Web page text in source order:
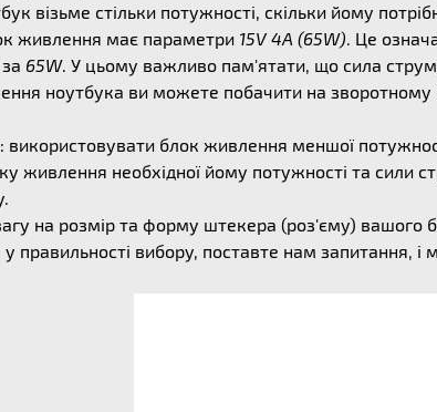
візьме стільки потужності, скільки йому
живлення має параметри 15V 4A (65W). Це
65W. У цьому важливо пам'ятати, що сила
ноутбука ви можете побачити на
блок живлення меншої
живлення необхідної йому потужності та
на розмір та форму штекера (роз'єму) вашого
у правильності вибору, поставте нам запитання,